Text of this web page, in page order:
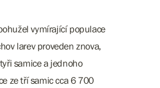
vymírající populace
larev proveden znova,
samice a jednoho
ze tří samic cca 6 700